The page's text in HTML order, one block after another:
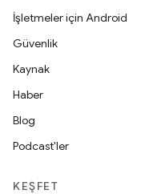
İşletmeler için Android
Güvenlik
Kaynak
Haber
Blog
Podcast'ler
KEŞFET